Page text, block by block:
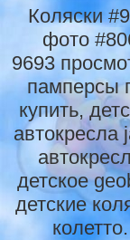
Коляски
фото
9693
памперсы
купить,
автокресла
детское
детские
колетто.